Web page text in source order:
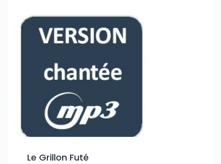
Le Grillon Futé